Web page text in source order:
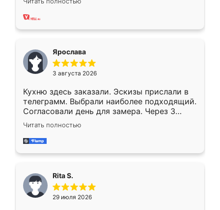
два года, нареканий нет.
Ярослава
3 августа 2026
Кухню здесь заказали. Эскизы прислали в
телеграмм. Выбрали наиболее подходящий.
Согласовали день для замера. Через 3
недели кухня была уже готова. Остались
довольны работой. Спасибо Ренессанс
мебель за качественную работу!
Читать полностью
Rita S.
29 июля 2026